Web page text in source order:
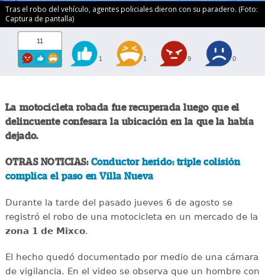
Tras el robo del vehículo, agentes policiales dieron con su paradero. (Foto:
Captura de pantalla)
11
1 1 9 0
La motocicleta robada fue recuperada luego que el
delincuente confesara la ubicación en la que la había
dejado.
OTRAS NOTICIAS: Conductor herido: triple colisión
complica el paso en Villa Nueva
Durante la tarde del pasado jueves 6 de agosto se
registró el robo de una motocicleta en un mercado de la
zona 1 de Mixco.
El hecho quedó documentado por medio de una cámara
de vigilancia. En el video se observa que un hombre con